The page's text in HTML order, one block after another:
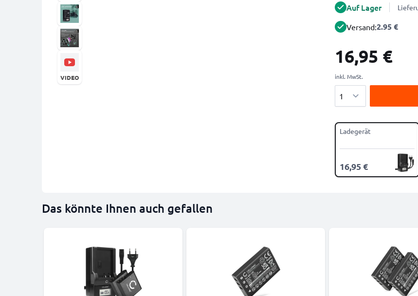
VIDEO
Auf Lager
Versand:2.95 €
16,95 €
inkl. MwSt.
Ladegerät
16,95 €
Das könnte Ihnen auch gefallen